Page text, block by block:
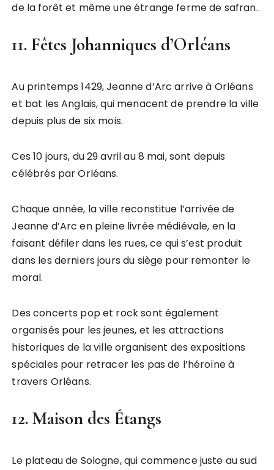
de la forêt et même une étrange ferme de safran.
11. Fêtes Johanniques d’Orléans
Au printemps 1429, Jeanne d’Arc arrive à Orléans
et bat les Anglais, qui menacent de prendre la ville
depuis plus de six mois.
Ces 10 jours, du 29 avril au 8 mai, sont depuis
célébrés par Orléans.
Chaque année, la ville reconstitue l’arrivée de
Jeanne d’Arc en pleine livrée médiévale, en la
faisant défiler dans les rues, ce qui s’est produit
dans les derniers jours du siège pour remonter le
moral.
Des concerts pop et rock sont également
organisés pour les jeunes, et les attractions
historiques de la ville organisent des expositions
spéciales pour retracer les pas de l’héroïne à
travers Orléans.
12. Maison des Étangs
Le plateau de Sologne, qui commence juste au sud